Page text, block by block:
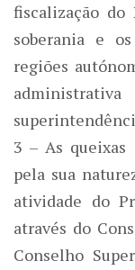
fiscalização do
soberania e
regiões
3 – As
pela sua
atividade do
através do
Conselho